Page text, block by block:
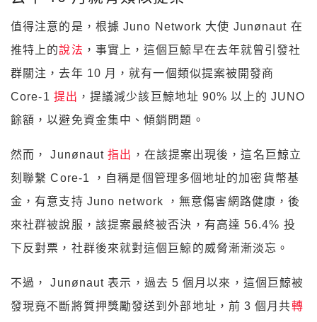
值得注意的是，根據 Juno Network 大使 Junønaut 在
推特上的說法 ，事實上，這個巨鯨早在去年就曾引發社
群關注，去年 10 月，就有一個類似提案被開發商
Core-1 提出 ，提議減少該巨鯨地址 90% 以上的 JUNO
餘額，以避免資金集中、傾銷問題。
然而， Junønaut指出 ，在該提案出現後，這名巨鯨立
刻聯繫 Core-1 ，自稱是個管理多個地址的加密貨幣基
金，有意支持 Juno network ，無意傷害網路健康，後
來社群被說服，該提案最終被否決，有高達 56.4% 投
下反對票，社群後來就對這個巨鯨的威脅漸漸淡忘。
不過， Junønaut 表示，過去 5 個月以來，這個巨鯨被
發現竟不斷將質押獎勵發送到外部地址，前 3 個月共轉